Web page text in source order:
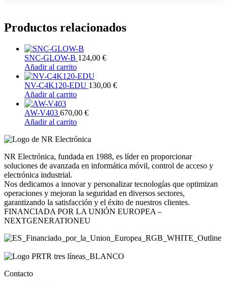
Productos relacionados
SNC-GLOW-B 124,00 €
Añadir al carrito
NV-C4K120-EDU 130,00 €
Añadir al carrito
AW-V403 670,00 €
Añadir al carrito
NR Electrónica, fundada en 1988, es líder en proporcionar
soluciones de avanzada en informática móvil, control de acceso y
electrónica industrial.
Nos dedicamos a innovar y personalizar tecnologías que optimizan
operaciones y mejoran la seguridad en diversos sectores,
garantizando la satisfacción y el éxito de nuestros clientes.
FINANCIADA POR LA UNIÓN EUROPEA –
NEXTGENERATIONEU
Contacto